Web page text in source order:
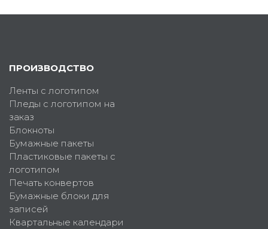
ПРОИЗВОДСТВО
Ленты с логотипом
Пледы с логотипом на
заказ
Блокноты
Бумажные пакеты
Пластиковые пакеты с
логотипом
Печать конвертов
Бумажные блоки для
записей
Квартальные календари